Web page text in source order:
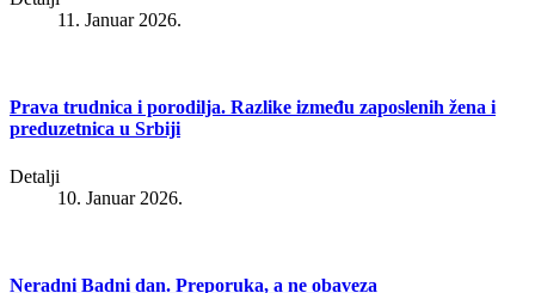
11. Januar 2026.
Prava trudnica i porodilja. Razlike između zaposlenih žena i
preduzetnica u Srbiji
Detalji
10. Januar 2026.
Neradni Badni dan. Preporuka, a ne obaveza